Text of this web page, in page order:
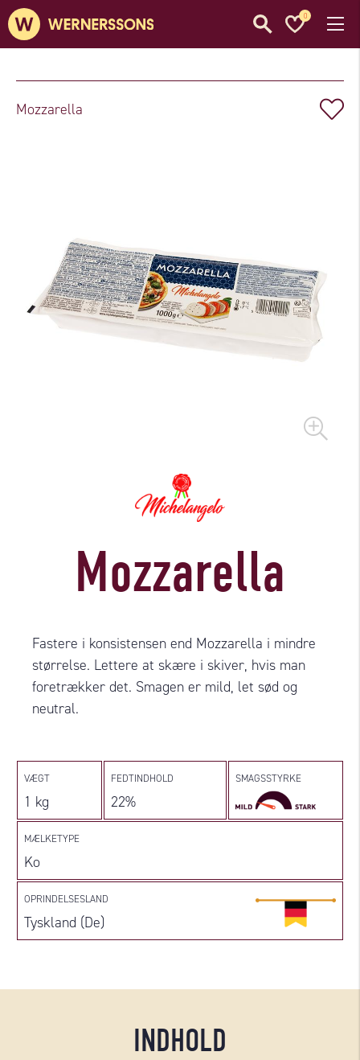
0
Mozzarella
Mozzarella
Fastere i konsistensen end Mozzarella i mindre
størrelse. Lettere at skære i skiver, hvis man
foretrækker det. Smagen er mild, let sød og
neutral.
VÆGT
1 kg
FEDTINDHOLD
22%
SMAGSSTYRKE
MÆLKETYPE
Ko
OPRINDELSESLAND
Tyskland (De)
INDHOLD